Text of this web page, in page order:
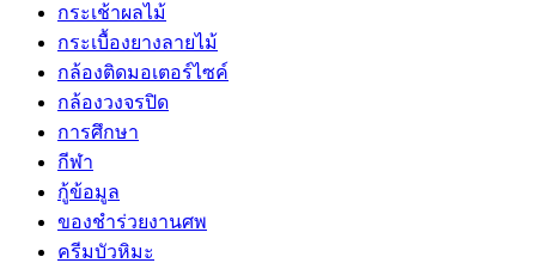
กระเช้าผลไม้
กระเบื้องยางลายไม้
กล้องติดมอเตอร์ไซค์
กล้องวงจรปิด
การศึกษา
กีฬา
กู้ข้อมูล
ของชำร่วยงานศพ
ครีมบัวหิมะ